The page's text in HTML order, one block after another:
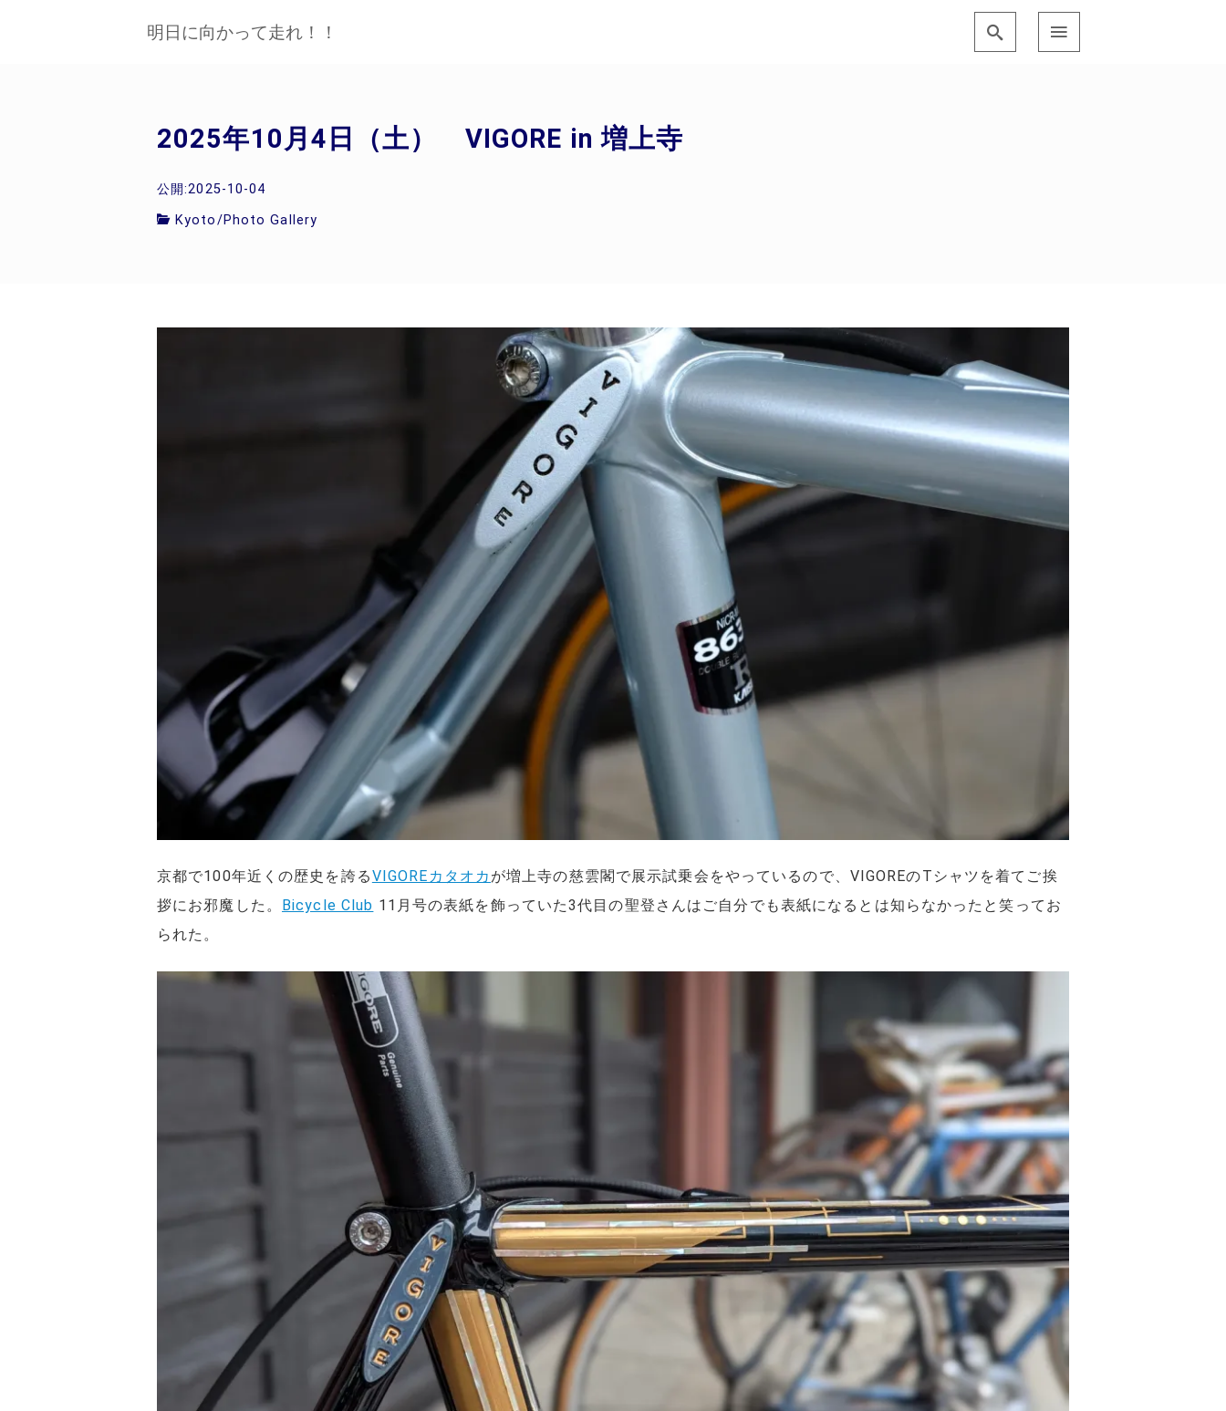
明日に向かって走れ！！
2025年10月4日（土） VIGORE in 増上寺
公開:2025-10-04
Kyoto/Photo Gallery
京都で100年近くの歴史を誇るVIGOREカタオカ が増上寺の慈雲閣で展示試乗会をやっているので、VIGOREのTシャツを着てご挨
拶にお邪魔した。
Bicycle Club 11月号の表紙を飾っていた3代目の聖登さんはご自分でも表紙になるとは知らなかったと笑ってお
られた。